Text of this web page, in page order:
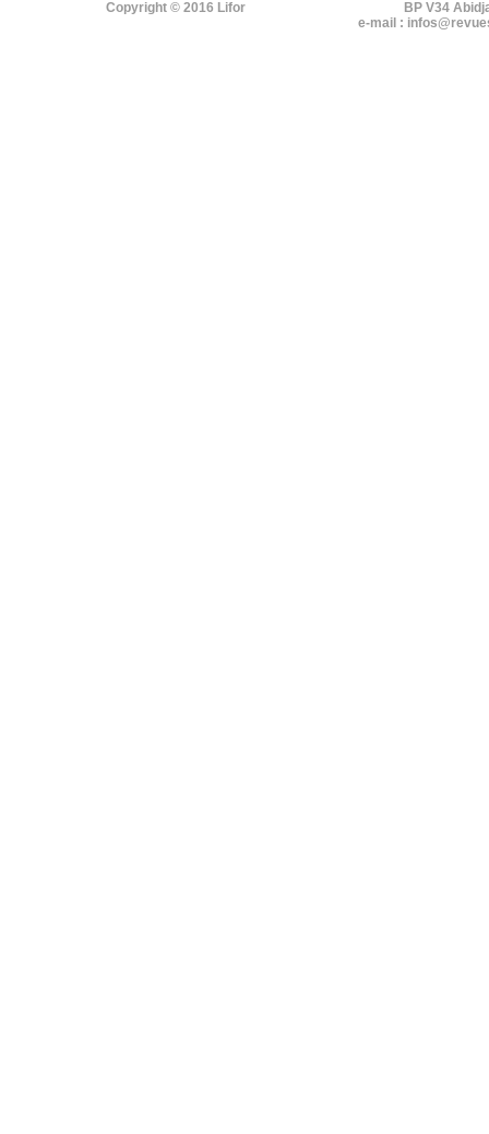
Copyright © 2016 Lifor
BP V34
e-mail :